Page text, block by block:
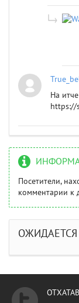
На
https://
Посетители,
комментарии к
ОЖИДАЕТСЯ